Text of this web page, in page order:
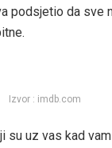
podsjetio da sve
Izvor : imdb.com
su uz vas kad